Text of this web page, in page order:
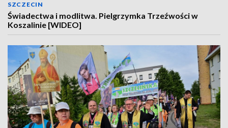
SZCZECIN
Świadectwa i modlitwa. Pielgrzymka Trzeźwości w
Koszalinie [WIDEO]